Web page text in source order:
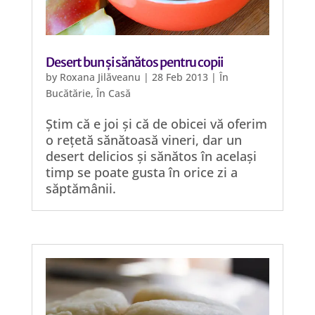
Desert bun și sănătos pentru copii
by Roxana Jilăveanu | 28 Feb 2013| În
Bucătărie, În Casă
Știm că e joi și că de obicei vă oferim
o rețetă sănătoasă vineri, dar un
desert delicios și sănătos în același
timp se poate gusta în orice zi a
săptămânii.